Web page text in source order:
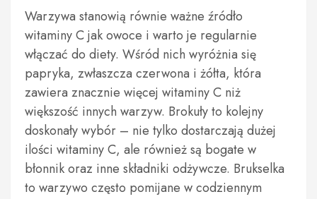
Warzywa stanowią równie ważne źródło
witaminy C jak owoce i warto je regularnie
włączać do diety. Wśród nich wyróżnia się
papryka, zwłaszcza czerwona i żółta, która
zawiera znacznie więcej witaminy C niż
większość innych warzyw. Brokuły to kolejny
doskonały wybór – nie tylko dostarczają dużej
ilości witaminy C, ale również są bogate w
błonnik oraz inne składniki odżywcze. Brukselka
to warzywo często pomijane w codziennym